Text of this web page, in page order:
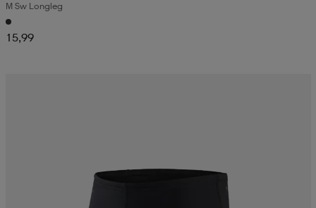
M Sw Longleg
15,99